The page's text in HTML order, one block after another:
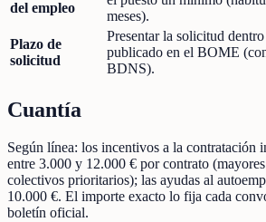
del empleo
meses).
Plazo de
solicitud
Presentar la solicitud
publicado en el BOME
BDNS).
Cuantía
Según línea: los incentivos a la contratación
entre 3.000 y 12.000 € por contrato
colectivos prioritarios); las ayudas al
10.000 €. El importe exacto lo fija cada
boletín oficial.